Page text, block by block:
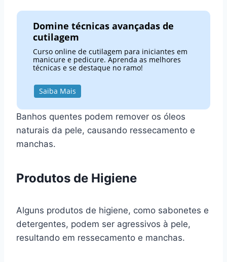
Domine técnicas avançadas de
cutilagem
Curso online de cutilagem para iniciantes em
manicure e pedicure. Aprenda as melhores
técnicas e se destaque no ramo!
Saiba Mais
Banhos quentes podem remover os óleos
naturais da pele, causando ressecamento e
manchas.
Produtos de Higiene
Alguns produtos de higiene, como sabonetes e
detergentes, podem ser agressivos à pele,
resultando em ressecamento e manchas.